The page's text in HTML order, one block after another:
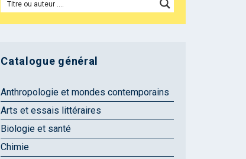
Catalogue général
Anthropologie et mondes contemporains
Arts et essais littéraires
Biologie et santé
Chimie